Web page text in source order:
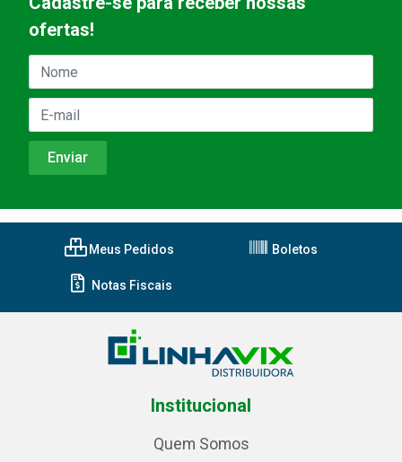
ofertas!
Meus Pedidos Boletos
Notas Fiscais
Institucional
Quem Somos